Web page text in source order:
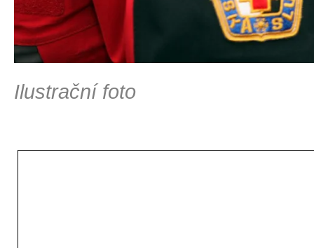
Ilustrační foto